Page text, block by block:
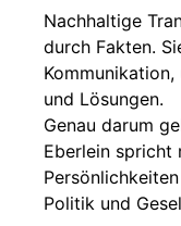
Nachhaltige
durch Fakten.
und Lösungen.
Genau darum
Eberlein spricht
Politik und